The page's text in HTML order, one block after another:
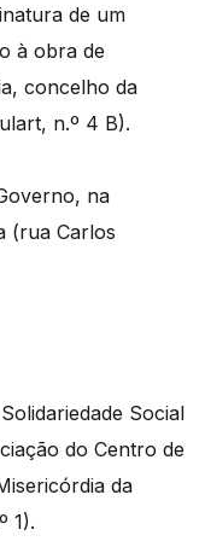
de um
à obra de
concelho da
n.º 4 B).
na
(rua Carlos
Social
do Centro de
da
1).